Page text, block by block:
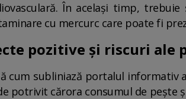
În același timp,
cu mercurc care poate fi
pozitive și riscuri ale
cum subliniază portalul informativ
potrivit cărora consumul de pește